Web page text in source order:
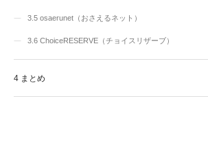
3.5 osaerunet（おさえるネット）
3.6 ChoiceRESERVE（チョイスリザーブ）
4 まとめ